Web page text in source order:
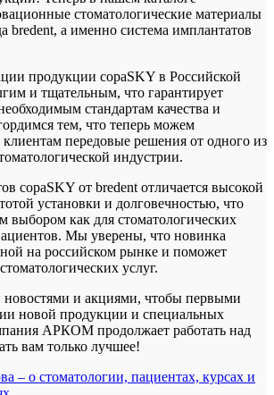
стоматологические материалы
bredent, а именно система имплантатов
продукции copaSKY в Российской
и тщательным, что гарантирует
стандартам качества и
тем, что теперь можем
передовые решения от одного из
индустрии.
copaSKY от bredent отличается высокой
установки и долговечностью, что
выбором как для стоматологических
Мы уверены, что новинка
на российском рынке и поможет
услуг.
и акциями, чтобы первыми
новой продукции и специальных
АРКОМ продолжает работать над
вам только лучшее!
– о стоматологии, пациентах, курсах и